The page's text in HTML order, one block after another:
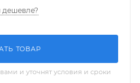
ТОВАР
и уточнят условия и сроки